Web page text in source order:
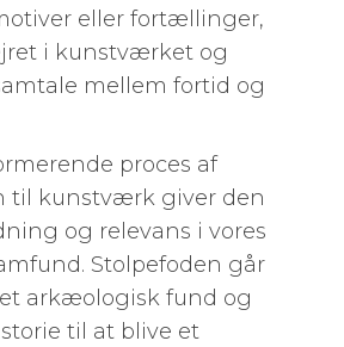
eller fortællinger,
i kunstværket og
mellem fortid og
proces af
til kunstværk giver den
og relevans i vores
Stolpefoden går
arkæologisk fund og
til at blive et